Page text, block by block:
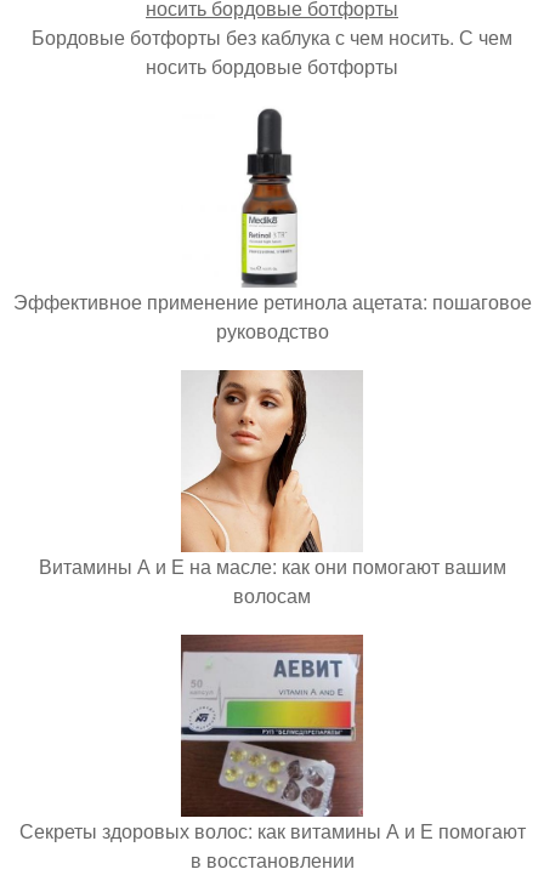
Бордовые ботфорты без каблука с чем носить. С чем
носить бордовые ботфорты
Эффективное применение ретинола ацетата: пошаговое
руководство
Витамины А и Е на масле: как они помогают вашим
волосам
Секреты здоровых волос: как витамины А и Е помогают
в восстановлении